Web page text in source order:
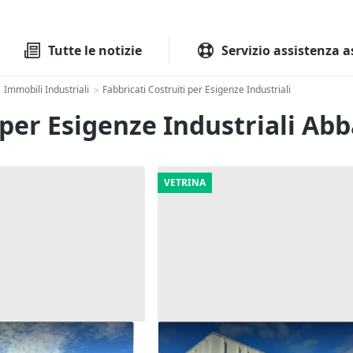
Tutte le notizie Servizio assistenza
Immobili Industriali > Fabbricati Costruiti per Esigenze Industriali
Esigenze Industriali
artigianale con
VETRINA
Asta Complesso artigianale